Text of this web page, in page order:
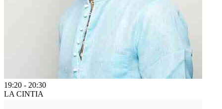
19:20 - 20:30
LA CINTIA